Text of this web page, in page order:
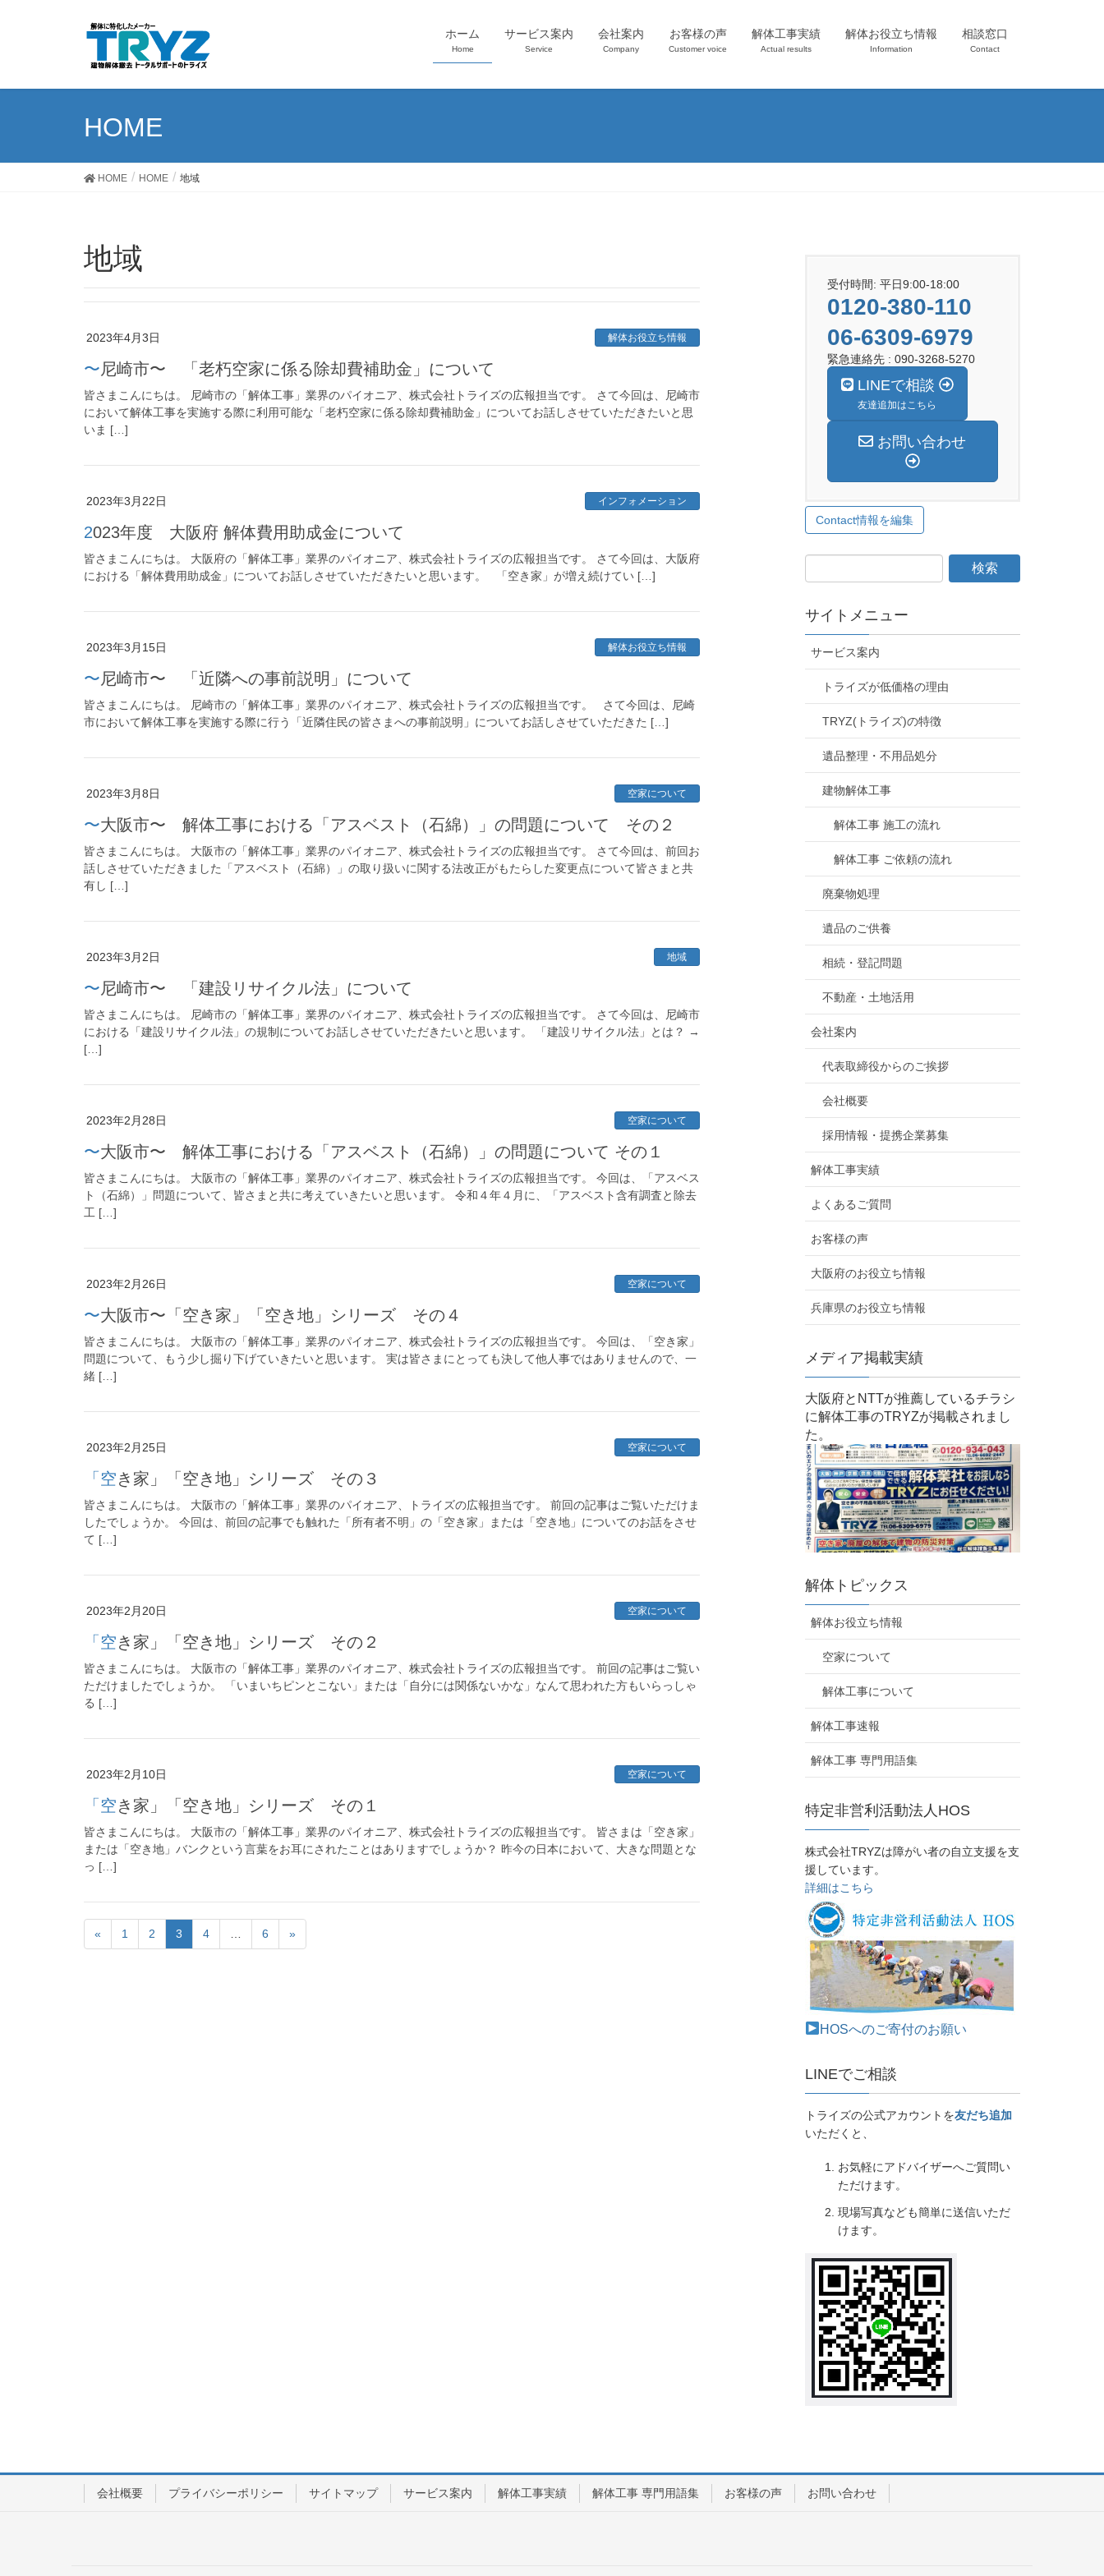
ホーム
Home
サービス案内
Service
会社案内
Company
お客様の声
Customer voice
解体工事実績
Actual results
解体お役立ち情報
Information
相談窓口
Contact
HOME
HOME HOME 地域
地域
2023年4月3日 解体お役立ち情報
〜尼崎市〜 「老朽空家に係る除却費補助金」について
皆さまこんにちは。 尼崎市の「解体工事」業界のパイオニア、株式会社トライズの広報担当です。 さて今回は、尼崎市
において解体工事を実施する際に利用可能な「老朽空家に係る除却費補助金」についてお話しさせていただきたいと思
いま […]
2023年3月22日 インフォメーション
2023年度 大阪府 解体費用助成金について
皆さまこんにちは。 大阪府の「解体工事」業界のパイオニア、株式会社トライズの広報担当です。 さて今回は、大阪府
における「解体費用助成金」についてお話しさせていただきたいと思います。 「空き家」が増え続けてい […]
2023年3月15日 解体お役立ち情報
〜尼崎市〜 「近隣への事前説明」について
皆さまこんにちは。 尼崎市の「解体工事」業界のパイオニア、株式会社トライズの広報担当です。 さて今回は、尼崎
市において解体工事を実施する際に行う「近隣住民の皆さまへの事前説明」についてお話しさせていただきた […]
2023年3月8日 空家について
〜大阪市〜 解体工事における「アスベスト（石綿）」の問題について その２
皆さまこんにちは。 大阪市の「解体工事」業界のパイオニア、株式会社トライズの広報担当です。 さて今回は、前回お
話しさせていただきました「アスベスト（石綿）」の取り扱いに関する法改正がもたらした変更点について皆さまと共
有し […]
2023年3月2日 地域
〜尼崎市〜 「建設リサイクル法」について
皆さまこんにちは。 尼崎市の「解体工事」業界のパイオニア、株式会社トライズの広報担当です。 さて今回は、尼崎市
における「建設リサイクル法」の規制についてお話しさせていただきたいと思います。 「建設リサイクル法」とは？ →
[…]
2023年2月28日 空家について
〜大阪市〜 解体工事における「アスベスト（石綿）」の問題について その１
皆さまこんにちは。 大阪市の「解体工事」業界のパイオニア、株式会社トライズの広報担当です。 今回は、「アスベス
ト（石綿）」問題について、皆さまと共に考えていきたいと思います。 令和４年４月に、「アスベスト含有調査と除去
工 […]
2023年2月26日 空家について
〜大阪市〜「空き家」「空き地」シリーズ その４
皆さまこんにちは。 大阪市の「解体工事」業界のパイオニア、株式会社トライズの広報担当です。 今回は、「空き家」
問題について、もう少し掘り下げていきたいと思います。 実は皆さまにとっても決して他人事ではありませんので、一
緒 […]
2023年2月25日 空家について
「空き家」「空き地」シリーズ その３
皆さまこんにちは。 大阪市の「解体工事」業界のパイオニア、トライズの広報担当です。 前回の記事はご覧いただけま
したでしょうか。 今回は、前回の記事でも触れた「所有者不明」の「空き家」または「空き地」についてのお話をさせ
て […]
2023年2月20日 空家について
「空き家」「空き地」シリーズ その２
皆さまこんにちは。 大阪市の「解体工事」業界のパイオニア、株式会社トライズの広報担当です。 前回の記事はご覧い
ただけましたでしょうか。 「いまいちピンとこない」または「自分には関係ないかな」なんて思われた方もいらっしゃ
る […]
2023年2月10日 空家について
「空き家」「空き地」シリーズ その１
皆さまこんにちは。 大阪市の「解体工事」業界のパイオニア、株式会社トライズの広報担当です。 皆さまは「空き家」
または「空き地」バンクという言葉をお耳にされたことはありますでしょうか？ 昨今の日本において、大きな問題とな
っ […]
« 1 2 3 4 6 »
受付時間: 平日9:00-18:00
0120-380-110
06-6309-6979
緊急連絡先 : 090-3268-5270
LINEで相談
友達追加はこちら
お問い合わせ
Contact情報を編集
サイトメニュー
サービス案内
トライズが低価格の理由
TRYZ(トライズ)の特徴
遺品整理・不用品処分
建物解体工事
解体工事 施工の流れ
解体工事 ご依頼の流れ
廃棄物処理
遺品のご供養
相続・登記問題
不動産・土地活用
会社案内
代表取締役からのご挨拶
会社概要
採用情報・提携企業募集
解体工事実績
よくあるご質問
お客様の声
大阪府のお役立ち情報
兵庫県のお役立ち情報
メディア掲載実績
大阪府とNTTが推薦しているチラシ
に解体工事のTRYZが掲載されまし
た。
解体トピックス
解体お役立ち情報
空家について
解体工事について
解体工事速報
解体工事 専門用語集
特定非営利活動法人HOS
株式会社TRYZは障がい者の自立支援を支
援しています。
詳細はこちら
HOSへのご寄付のお願い
LINEでご相談
トライズの公式アカウントを友だち追加
いただくと、
お気軽にアドバイザーへご質問い
ただけます。
現場写真なども簡単に送信いただ
けます。
会社概要 プライバシーポリシー サイトマップ サービス案内 解体工事実績 解体工事 専門用語集 お客様の声 お問い合わせ